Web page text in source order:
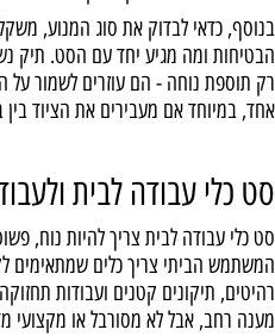
בנוסף, כדאי לבדוק את סוג המנוע,
הבטיחות ומה מגיע יחד עם הסט. תיק
רק תוספת נוחה - הם עוזרים לשמור על
אחד, במיוחד אם מעבירים את הציוד
סט כלי עבודה לבית
סט כלי עבודה לבית צריך להיות נוח,
המשתמש הביתי צריך כלים שמתאימים
רהיטים, תיקונים קטנים ועבודות
מענה רחב, אבל לא מסורבל או מקצועי